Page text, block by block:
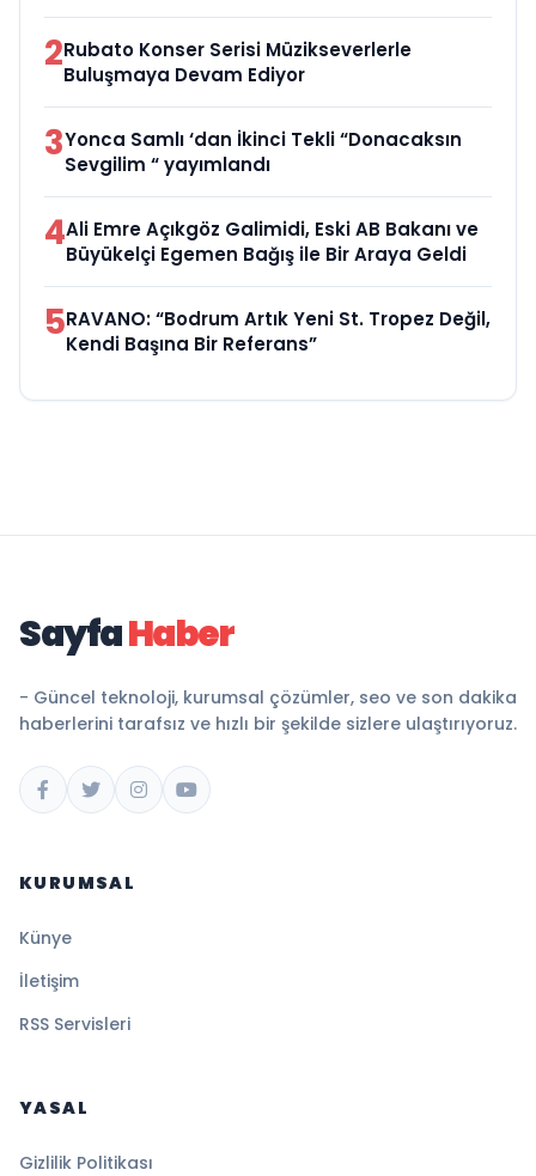
2Rubato Konser Serisi Müzikseverlerle
Buluşmaya Devam Ediyor
3Yonca Samlı ‘dan İkinci Tekli “Donacaksın
Sevgilim “ yayımlandı
4Ali Emre Açıkgöz Galimidi, Eski AB Bakanı ve
Büyükelçi Egemen Bağış ile Bir Araya Geldi
5RAVANO: “Bodrum Artık Yeni St. Tropez Değil,
Kendi Başına Bir Referans”
SayfaHaber
- Güncel teknoloji, kurumsal çözümler, seo ve son dakika
haberlerini tarafsız ve hızlı bir şekilde sizlere ulaştırıyoruz.
KURUMSAL
Künye
İletişim
RSS Servisleri
YASAL
Gizlilik Politikası